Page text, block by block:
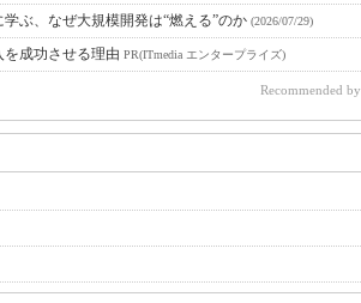
ぶ、なぜ大規模開発は“燃える”のか (2026/07/29)
成功させる理由 PR(ITmedia エンタープライズ)
Recommended by